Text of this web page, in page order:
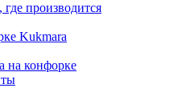
производится
Kukmara
на конфорке